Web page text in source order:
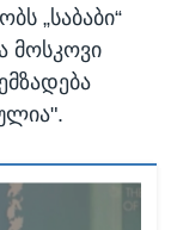
„საბაბი“
მოსკოვი